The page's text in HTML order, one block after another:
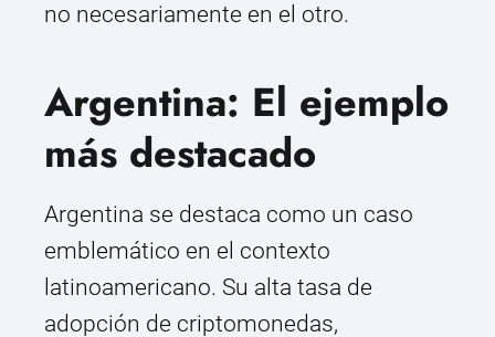
no necesariamente en el otro.
Argentina: El ejemplo
más destacado
Argentina se destaca como un caso
emblemático en el contexto
latinoamericano. Su alta tasa de
adopción de criptomonedas,